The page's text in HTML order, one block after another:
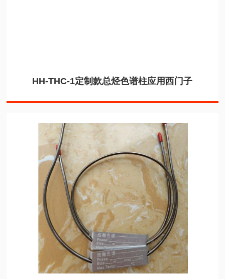
HH-THC-1定制款总烃色谱柱应用西门子